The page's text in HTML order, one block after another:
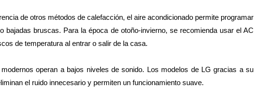
de otros métodos de calefacción, el aire acondicionado permite programar
bajadas bruscas. Para la época de otoño-invierno, se recomienda usar el AC
de temperatura al entrar o salir de la casa.
operan a bajos niveles de sonido. Los modelos de LG gracias a su
el ruido innecesario y permiten un funcionamiento suave.